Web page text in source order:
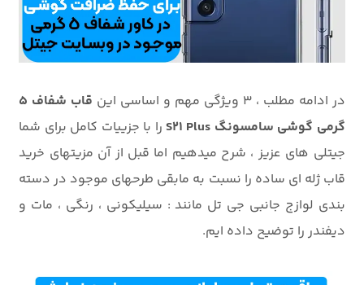
در ادامه مطلب ، 3 ویژگی مهم و اساسی این
قاب شفاف 5
گرمی گوشی سامسونگ S21 Plus
را با جزییات کامل برای شما
جیتلی های عزیز ، شرح میدهیم اما قبل از آن مزیتهای خرید
قاب ژله ای ساده را نسبت به مابقی طرحهای موجود در دسته
بندی لوازج جانبی جی تل مانند : سیلیکونی ، رنگی ، مات و
دیفندر را توضیح داده ایم.